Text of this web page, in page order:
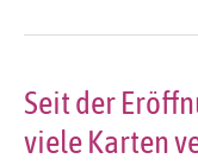
Seit der
viele Karten